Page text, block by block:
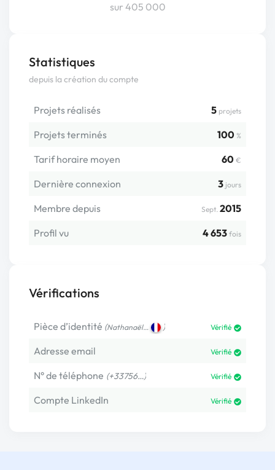
sur 405 000
Statistiques
depuis la création du compte
Projets réalisés 5 projets
Projets terminés 100 %
Tarif horaire moyen 60 €
Dernière connexion 3 jours
Membre depuis Sept. 2015
Profil vu
4 653 fois
Vérifications
Pièce d’identité (Nathanaël… ) Vérifié
Adresse email Vérifié
N° de téléphone (+33756…) Vérifié
Compte LinkedIn Vérifié